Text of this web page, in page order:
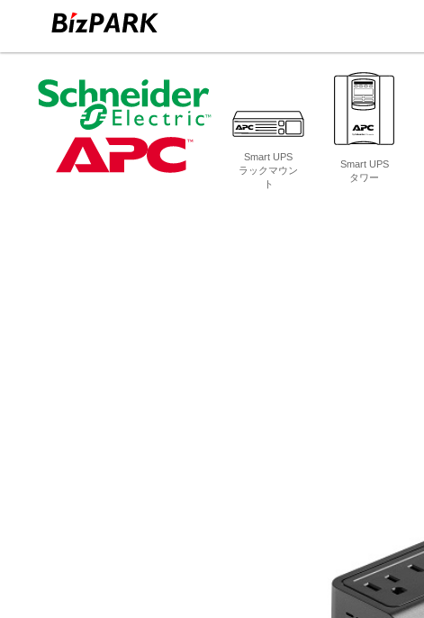
Smart UPS
ラックマウン
ト
Smart UPS
タワー